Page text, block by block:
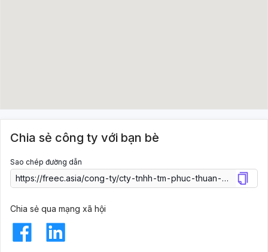
Chia sẻ công ty với bạn bè
Sao chép đường dẫn
Chia sẻ qua mạng xã hội